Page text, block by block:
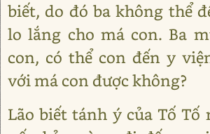
biết, do đó ba không thể
lo lắng cho má con. Ba
con, có thể con đến y
với má con được không?
Lão biết tánh ý của Tố Tố